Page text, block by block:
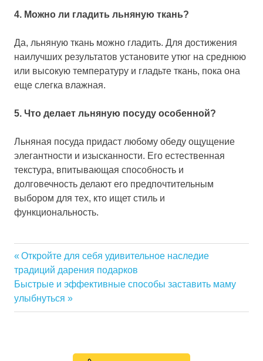
4. Можно ли гладить льняную ткань?
Да, льняную ткань можно гладить. Для достижения
наилучших результатов установите утюг на среднюю
или высокую температуру и гладьте ткань, пока она
еще слегка влажная.
5. Что делает льняную посуду особенной?
Льняная посуда придаст любому обеду ощущение
элегантности и изысканности. Его естественная
текстура, впитывающая способность и
долговечность делают его предпочтительным
выбором для тех, кто ищет стиль и
функциональность.
Навигация
по
Previous
Post:
Откройте для себя удивительное наследие
традиций дарения подарков
Next
Post:
Быстрые и эффективные способы заставить маму
улыбнуться